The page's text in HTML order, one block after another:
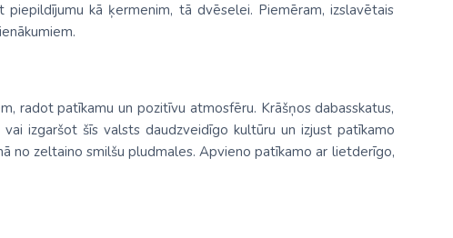
kā ķermenim, tā dvēselei. Piemēram, izslavētais
radot patīkamu un pozitīvu atmosfēru. Krāšņos dabasskatus,
izgaršot šīs valsts daudzveidīgo kultūru un izjust patīkamo
no zeltaino smilšu pludmales. Apvieno patīkamo ar lietderīgo,